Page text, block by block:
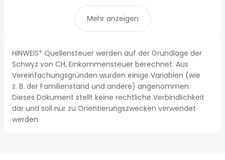
Mehr anzeigen
HINWEIS* Quellensteuer werden auf der Grundlage der
Schwyz von CH, Einkommensteuer berechnet. Aus
Vereinfachungsgründen wurden einige Variablen (wie
z. B. der Familienstand und andere) angenommen.
Dieses Dokument stellt keine rechtliche Verbindlichkeit
dar und soll nur zu Orientierungszwecken verwendet
werden.